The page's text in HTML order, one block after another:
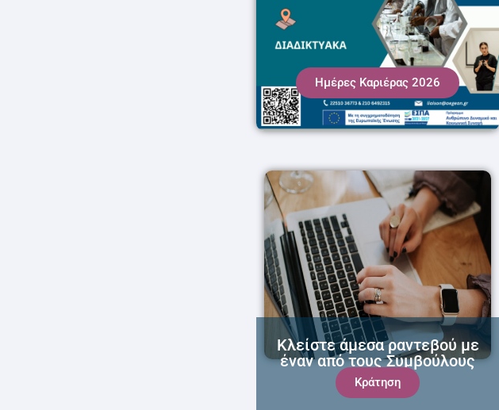
Ημέρες Καριέρας 2026
Κράτηση
Κλείστε άμεσα ραντεβού με
έναν από τους Συμβούλους
μας!